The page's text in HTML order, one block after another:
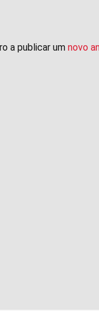
a publicar um novo